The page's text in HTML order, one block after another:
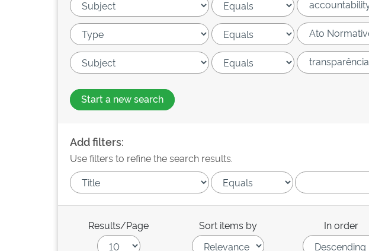
Start a new search
Add filters:
Use filters to refine the search results.
Results/Page Sort items by In order